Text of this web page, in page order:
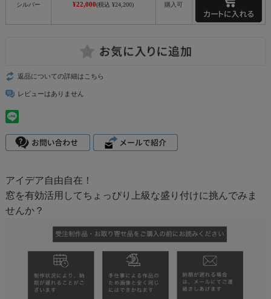
シルバー ¥22,000(税込 ¥24,200) 購入可
返品についての詳細はこちら
レビューはありません
アイデア自由自在！
窓を有効活用してちょっぴり上級な盛り付けに挑んでみま
せんか？